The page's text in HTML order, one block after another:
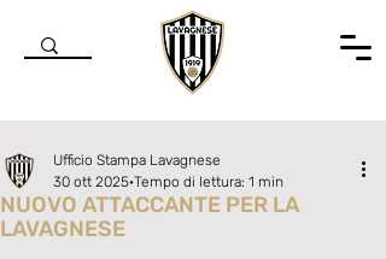
NUOVO ATTACCANTE PER LA
LAVAGNESE
Ufficio Stampa Lavagnese
30 ott 2025 Tempo di lettura: 1 min